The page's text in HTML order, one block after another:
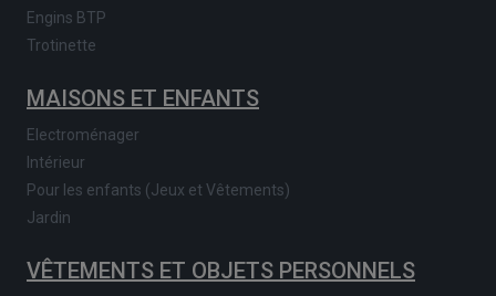
Engins BTP
Trotinette
MAISONS ET ENFANTS
Electroménager
Intérieur
Pour les enfants (Jeux et Vêtements)
Jardin
VÊTEMENTS ET OBJETS PERSONNELS